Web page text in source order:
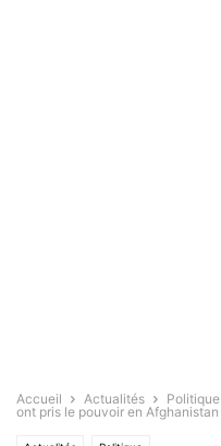
Accueil Actualités Politique
ont pris le pouvoir en Afghanistan